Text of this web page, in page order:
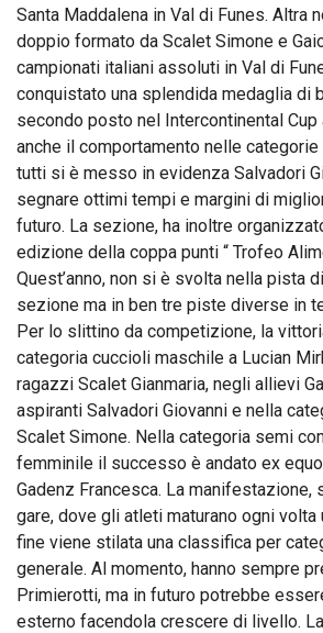
Santa Maddalena in Val di Funes. Altra
doppio formato da Scalet Simone e
campionati italiani assoluti in Val di
conquistato una splendida medaglia di
secondo posto nel Intercontinental Cup
anche il comportamento nelle
tutti si è messo in evidenza Salvadori
segnare ottimi tempi e margini di
futuro. La sezione, ha inoltre
edizione della coppa punti “ Trofeo
Quest’anno, non si è svolta nella pista
sezione ma in ben tre piste diverse in
Per lo slittino da competizione, la
categoria cuccioli maschile a Lucian
ragazzi Scalet Gianmaria, negli allievi
aspiranti Salvadori Giovanni e nella
Scalet Simone. Nella categoria semi
femminile il successo è andato ex
Gadenz Francesca. La manifestazione,
gare, dove gli atleti maturano ogni volta
fine viene stilata una classifica per
generale. Al momento, hanno sempre
Primierotti, ma in futuro potrebbe
esterno facendola crescere di livello.